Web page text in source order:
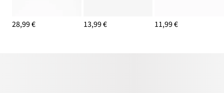
28,99 € 13,99 € 11,99 €